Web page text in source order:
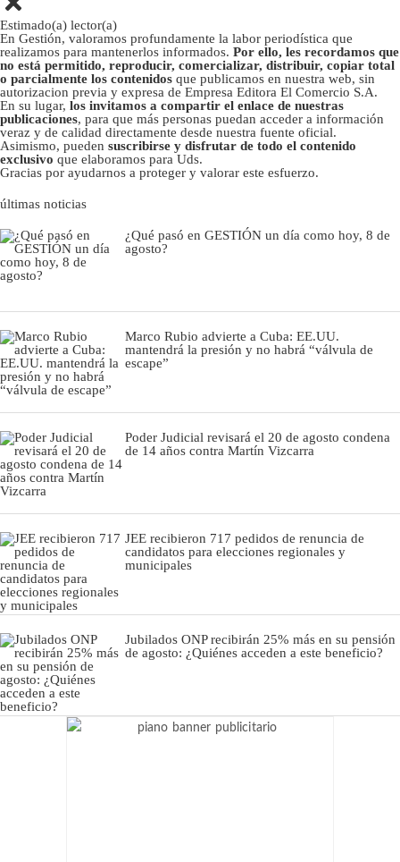
Estimado(a) lector(a)
En Gestión, valoramos profundamente la labor periodística que
realizamos para mantenerlos informados. Por ello, les recordamos que
no está permitido, reproducir, comercializar, distribuir, copiar total
o parcialmente los contenidos que publicamos en nuestra web, sin
autorizacion previa y expresa de Empresa Editora El Comercio S.A.
En su lugar, los invitamos a compartir el enlace de nuestras
publicaciones, para que más personas puedan acceder a información
veraz y de calidad directamente desde nuestra fuente oficial.
Asimismo, pueden suscribirse y disfrutar de todo el contenido
exclusivo que elaboramos para Uds.
Gracias por ayudarnos a proteger y valorar este esfuerzo.
últimas noticias
¿Qué pasó en GESTIÓN un día como hoy, 8 de
agosto?
Marco Rubio advierte a Cuba: EE.UU.
mantendrá la presión y no habrá “válvula de
escape”
Poder Judicial revisará el 20 de agosto condena
de 14 años contra Martín Vizcarra
JEE recibieron 717 pedidos de renuncia de
candidatos para elecciones regionales y
municipales
Jubilados ONP recibirán 25% más en su pensión
de agosto: ¿Quiénes acceden a este beneficio?